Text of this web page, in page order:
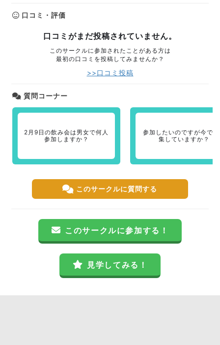
口コミ・評価
口コミがまだ投稿されていません。
このサークルに参加されたことがある方は
最初の口コミを投稿してみませんか？
>>口コミ投稿
質問コーナー
2月9日の飲み会は男女で何人
参加しますか？
参加したいのですが今で
集していますか？
このサークルに質問する
このサークルに参加する！
見学してみる！